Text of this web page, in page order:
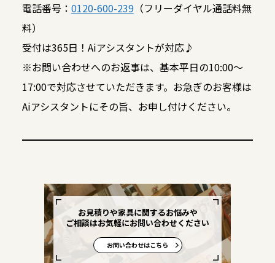
電話番号： 0120-600-239（フリーダイヤル通話料無
料）
受付は365日！Aiアシスタントが対応♪
※お問い合わせへのお返事は、基本平日の10:00～
17:00で対応させていただきます。お急ぎのお客様は
Aiアシスタントにその旨、お申し付けください。
お見積りや家具に関するお悩みや
ご相談はお気軽にお問い合わせください
お問い合わせはこちら